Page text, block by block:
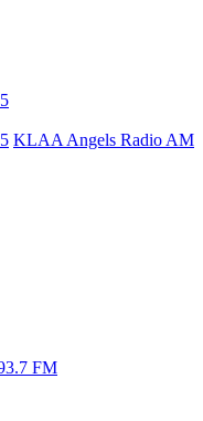
KLAA Angels Radio AM
FM